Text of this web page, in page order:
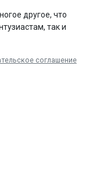
другое, что
так и
соглашение